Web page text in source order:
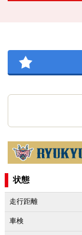
状態
走行距離
車検